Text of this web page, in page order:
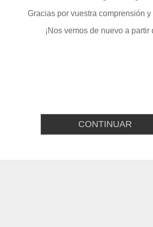
CONTINUAR
Gracias por vuestra comprensión
¡Nos vemos de nuevo a partir